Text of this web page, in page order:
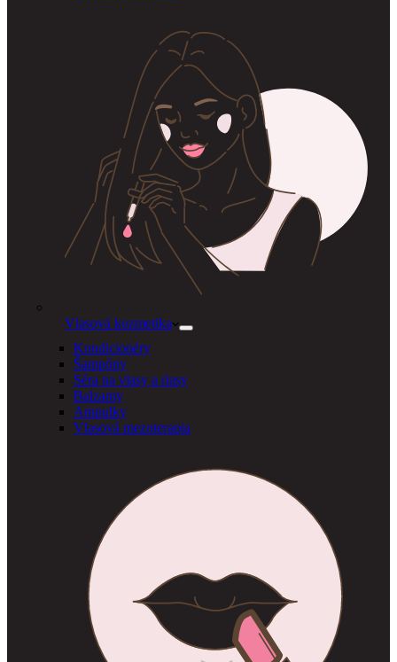
Vlasová kozmetika
Kondicionéry
Šampóny
Séra na vlasy a riasy
Balzamy
Ampulky
Vlasová mezoterapia